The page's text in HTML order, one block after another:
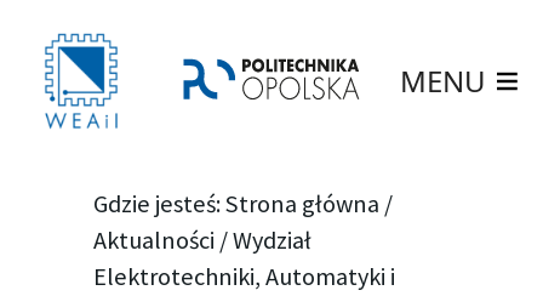
MENU
Gdzie jesteś:Strona główna /
Aktualności /Wydział
Elektrotechniki, Automatyki i